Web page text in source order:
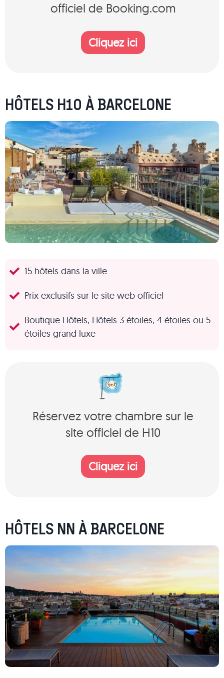
officiel de Booking.com
Cliquez ici
HÔTELS H10 À BARCELONE
15 hôtels dans la ville
Prix exclusifs sur le site web officiel
Boutique Hôtels, Hôtels 3 étoiles, 4 étoiles ou 5
étoiles grand luxe
Réservez votre chambre sur le
site officiel de H10
Cliquez ici
HÔTELS NN À BARCELONE